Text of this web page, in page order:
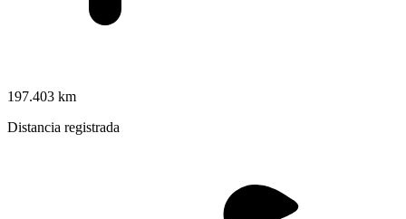
197.403 km
Distancia registrada